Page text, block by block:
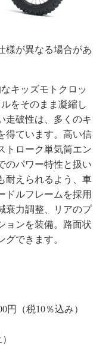
様が異なる場合があ
キッズモトクロッ
をそのまま凝縮し
走破性は、多くのキ
得ています。高い信
トローク単気筒エン
のパワー特性と扱い
耐えられるよう、車
ドルフレームを採用
衰力調整、リアのプ
ョンを装備。路面状
できます。
円（税10％込み）